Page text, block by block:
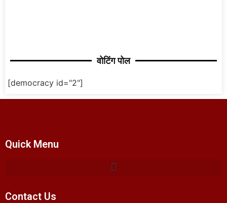
वोटिंग पोल
[democracy id="2"]
Quick Menu
Contact Us